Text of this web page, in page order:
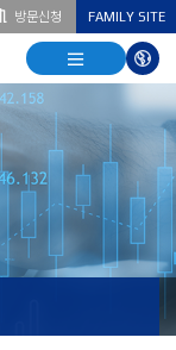
방문신청 FAMILY SITE
열기
열기
다국어
열기